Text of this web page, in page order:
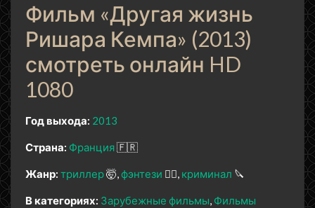
Фильм «Другая жизнь
Ришара Кемпа» (2013)
смотреть онлайн HD
1080
Год выхода: 2013
Страна: Франция🇫🇷
Жанр: триллер🤯 фэнтези 🧝‍♂️ криминал 🔪
В категориях: Зарубежные фильмы Фильмы